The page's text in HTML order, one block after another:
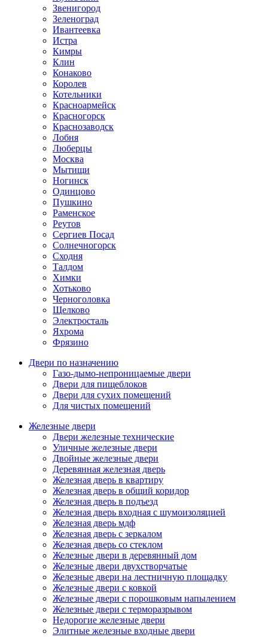
Звенигород
Зеленоград
Ивантеевка
Истра
Кимры
Клин
Конаково
Королев
Котельники
Красноармейск
Красногорск
Краснозаводск
Лобня
Люберцы
Москва
Мытищи
Ногинск
Одинцово
Пушкино
Раменское
Реутов
Сергиев Посад
Солнечногорск
Сходня
Талдом
Химки
Хотьково
Черноголовка
Щелково
Электросталь
Яхрома
Фрязино
Двери по назначению
Газо-дымо-непроницаемые двери
Двери для пищеблоков
Двери для сухих помещений
Для чистых помещений
Железные двери
Двери железные технические
Уличные железные двери
Двойные железные двери
Деревянная железная дверь
Железная дверь в квартиру
Железная дверь в общий коридор
Железная дверь в подъезд
Железная дверь входная с шумоизоляцией
Железная дверь мдф
Железная дверь с зеркалом
Железная дверь со стеклом
Железные двери в деревянный дом
Железные двери двухстворчатые
Железные двери на лестничную площадку
Железные двери с ковкой
Железные двери с порошковым напылением
Железные двери с терморазрывом
Недорогие железные двери
Элитные железные входные двери